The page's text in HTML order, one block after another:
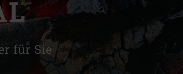
| Slovenija
| Sverige
für Sie